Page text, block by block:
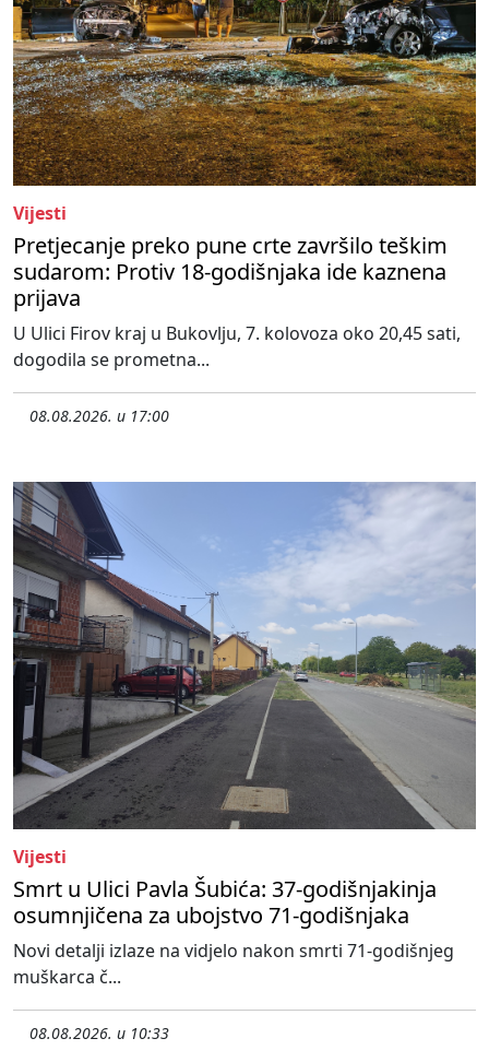
Vijesti
Pretjecanje preko pune crte završilo teškim
sudarom: Protiv 18-godišnjaka ide kaznena
prijava
U Ulici Firov kraj u Bukovlju, 7. kolovoza oko 20,45 sati,
dogodila se prometna...
08.08.2026. u 17:00
Vijesti
Smrt u Ulici Pavla Šubića: 37-godišnjakinja
osumnjičena za ubojstvo 71-godišnjaka
Novi detalji izlaze na vidjelo nakon smrti 71-godišnjeg
muškarca č...
08.08.2026. u 10:33